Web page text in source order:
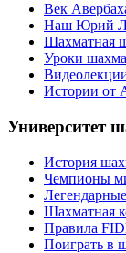
Век
Наш Юрий
Шахматная
Уроки
Истории от
Университет
История
Чемпионы
Шахматная
Правила
Поиграть в